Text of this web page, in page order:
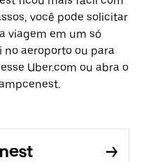
você pode solicitar
viagem em um só
no aeroporto ou para
Uber.com ou abra o